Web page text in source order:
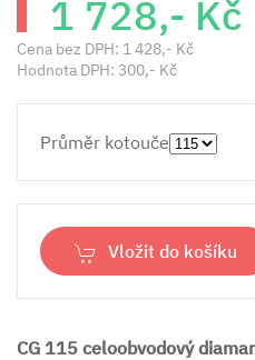
1 728,- Kč
Cena bez DPH: 1 428,- Kč
Hodnota DPH: 300,- Kč
Průměr kotouče
Vložit do košíku
CG 115 celoobvodový